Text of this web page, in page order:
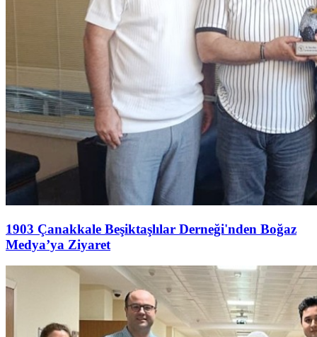
1903 Çanakkale Beşiktaşlılar Derneği'nden Boğaz
Medya’ya Ziyaret